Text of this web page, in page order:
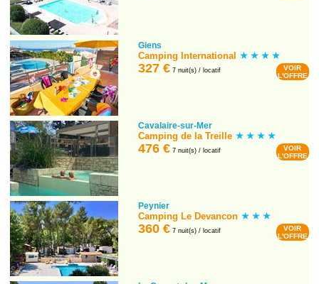
Giens
Camping International
327 € 7 nuit(s) / locatif
VOIR
L'OFFRE
Cavalaire-sur-Mer
Camping de la Treille
476 € 7 nuit(s) / locatif
VOIR
L'OFFRE
Peynier
Camping Le Devancon
360 € 7 nuit(s) / locatif
VOIR
L'OFFRE